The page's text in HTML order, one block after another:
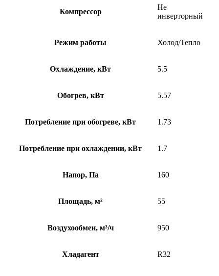
Компрессор
Не
инверторный
Режим работы Холод/Тепло
Охлаждение, кВт 5.5
Обогрев, кВт 5.57
Потребление при обогреве, кВт 1.73
Потребление при охлаждении, кВт 1.7
Напор, Па 160
Площадь, м² 55
Воздухообмен, м³/ч 950
Хладагент R32